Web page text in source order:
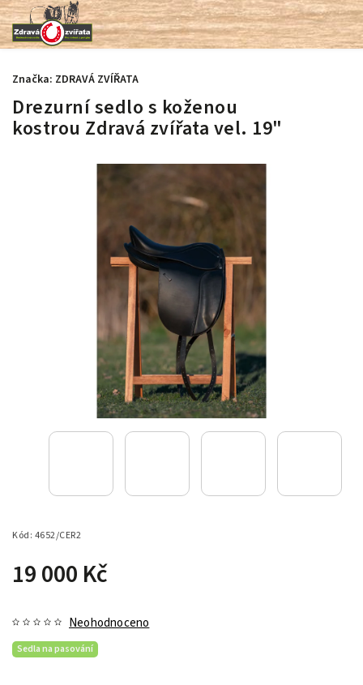
Drezurní sedlo s koženou
kostrou Zdravá zvířata vel. 19"
Kód: 4652/CER2
19 000 Kč
Sedla na pasování
Neohodnoceno
Značka: ZDRAVÁ ZVÍŘATA